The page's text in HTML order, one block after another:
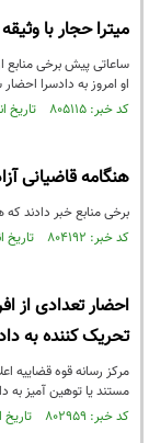
میترا حجار با
ساعاتی پیش برخی منابع
او امروز به دادسرا
کد خبر: ۸۰۵۱۱۵ تاریخ انتشار : ۱۴۰۱/۰۹/۱۲
هنگامه قاضیانی
برخی منابع خبر دادند که
کد خبر: ۸۰۴۱۹۲ تاریخ انتشار : ۱۴۰۱/۰۹/۰۶
احضار تعدادی از
تحریک کننده به
مرکز رسانه قوه قضاییه
مستند یا توهین آمیز به
کد خبر: ۸۰۲۹۵۹ تاریخ انتشار : ۱۴۰۱/۰۸/۲۸